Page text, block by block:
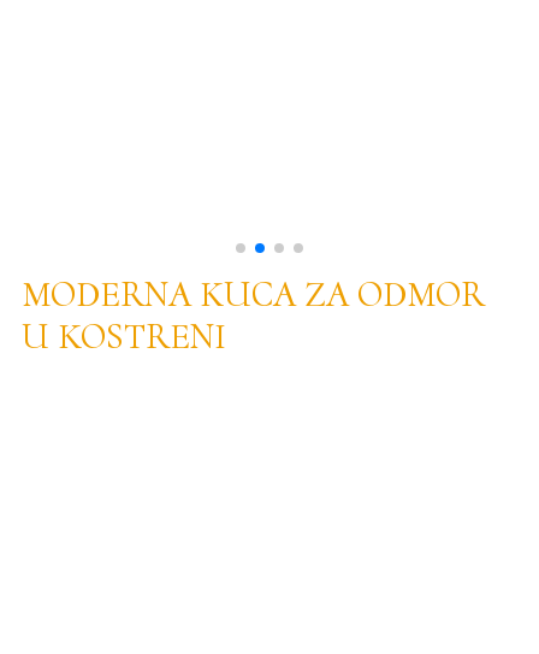
MODERNA KUCA ZA ODMOR
U KOSTRENI